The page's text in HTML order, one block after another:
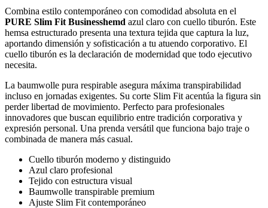
Combina estilo contemporáneo con comodidad absoluta en el
PURE Slim Fit Businesshemd azul claro con cuello tiburón. Este
hemsa estructurado presenta una textura tejida que captura la luz,
aportando dimensión y sofisticación a tu atuendo corporativo. El
cuello tiburón es la declaración de modernidad que todo ejecutivo
necesita.
La baumwolle pura respirable asegura máxima transpirabilidad
incluso en jornadas exigentes. Su corte Slim Fit acentúa la figura sin
perder libertad de movimiento. Perfecto para profesionales
innovadores que buscan equilibrio entre tradición corporativa y
expresión personal. Una prenda versátil que funciona bajo traje o
combinada de manera más casual.
Cuello tiburón moderno y distinguido
Azul claro profesional
Tejido con estructura visual
Baumwolle transpirable premium
Ajuste Slim Fit contemporáneo